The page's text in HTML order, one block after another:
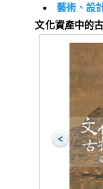
藝術、設
文化資產中的